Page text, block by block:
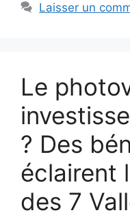
Laisser un
Le
? Des
éclairent
des 7